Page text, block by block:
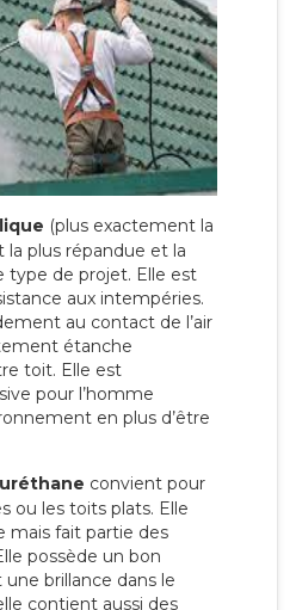
(plus exactement la
la plus répandue et la
type de projet. Elle est
aux intempéries.
au contact de l’air
étanche
toit. Elle est
pour l’homme
en plus d’être
convient pour
ou les toits plats. Elle
mais fait partie des
possède un bon
brillance dans le
contient aussi des